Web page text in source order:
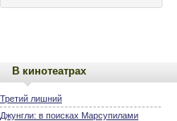
В кинотеатрах
Третий лишний
Джунгли: в поисках Марсупилами